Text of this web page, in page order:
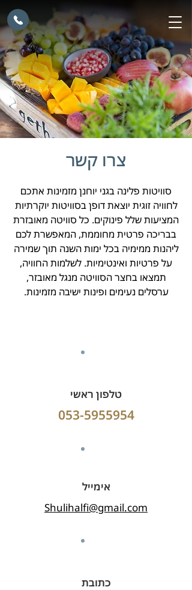
צרו קשר
סוויטות פלינה בגני יוחנן מזמינות אתכם
לחוויה זוגית יוצאת דופן בסוויטות יוקרתיות
המציעות שלל פינוקים. כל סוויטה מאובזרת
בבריכה פרטית מחוממת, המאפשרת לכם
ליהנות ממימיה בכל ימות השנה תוך שמירה
על פרטיות ואינטימיות. לשלמות החוויה,
תמצאו בחצר הסוויטה מנגל מאובזר,
ערסלים נעימים ופינות ישיבה מזמינות.
טלפון ראשי
053-5955954
אימייל
Shulihalfi@gmail.com
כתובת